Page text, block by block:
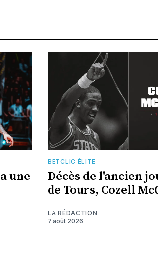
une
BETCLIC ÉLITE
Décès de l'ancien
de Tours, Cozell
LA RÉDACTION
7 août 2026